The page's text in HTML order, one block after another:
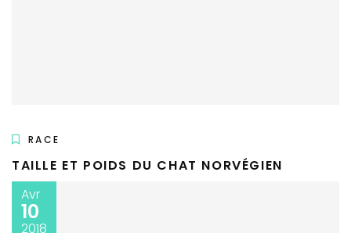
RACE
TAILLE ET POIDS DU CHAT NORVÉGIEN
Avr
10
2018